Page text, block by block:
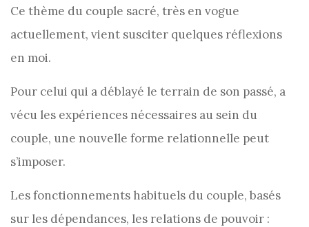
Ce thème du couple sacré, très en vogue
actuellement, vient susciter quelques réflexions
en moi.
Pour celui qui a déblayé le terrain de son passé, a
vécu les expériences nécessaires au sein du
couple, une nouvelle forme relationnelle peut
s’imposer.
Les fonctionnements habituels du couple, basés
sur les dépendances, les relations de pouvoir :